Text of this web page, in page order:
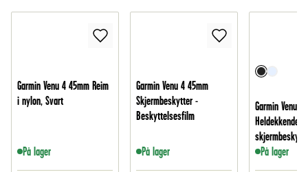
Garmin Venu 4 45mm Reim
i nylon, Svart
På lager
Garmin Venu 4 45mm
Skjermbeskytter -
Beskyttelsesfilm
På lager
Garmin Venu 4
Heldekkende
På lager